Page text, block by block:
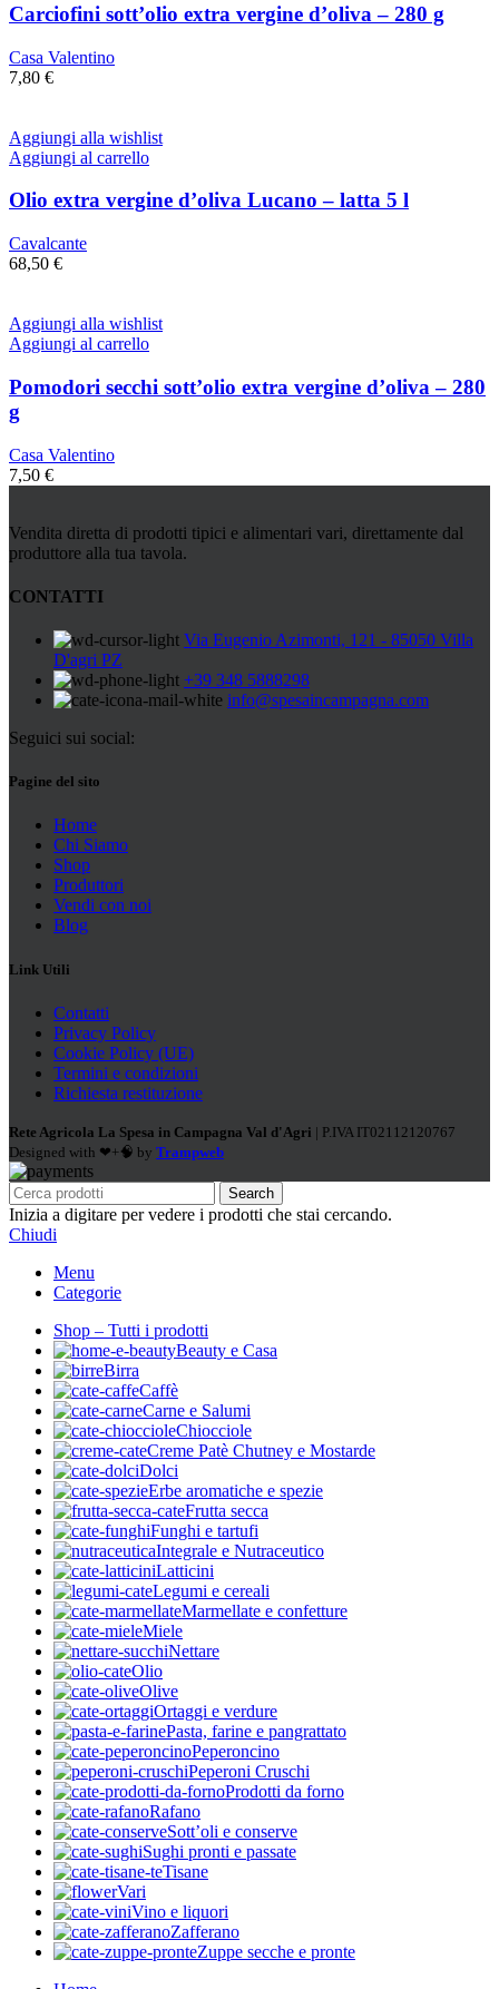
Carciofini sott’olio extra vergine d’oliva – 280 g
Casa Valentino
7,80 €
Aggiungi alla wishlist
Aggiungi al carrello
Olio extra vergine d’oliva Lucano – latta 5 l
Cavalcante
68,50 €
Aggiungi alla wishlist
Aggiungi al carrello
Pomodori secchi sott’olio extra vergine d’oliva – 280
g
Casa Valentino
7,50 €
Vendita diretta di prodotti tipici e alimentari vari, direttamente dal
produttore alla tua tavola.
CONTATTI
Via Eugenio Azimonti, 121 - 85050 Villa
D'agri PZ
+39 348 5888298
info@spesaincampagna.com
Seguici sui social:
Pagine del sito
Home
Chi Siamo
Shop
Produttori
Vendi con noi
Blog
Link Utili
Contatti
Privacy Policy
Cookie Policy (UE)
Termini e condizioni
Richiesta restituzione
Rete Agricola La Spesa in Campagna Val d'Agri | P.IVA IT02112120767
Designed with ❤+🧠 by Trampweb
Search
Inizia a digitare per vedere i prodotti che stai cercando.
Chiudi
Menu
Categorie
Shop – Tutti i prodotti
Beauty e Casa
Birra
Caffè
Carne e Salumi
Chiocciole
Creme Patè Chutney e Mostarde
Dolci
Erbe aromatiche e spezie
Frutta secca
Funghi e tartufi
Integrale e Nutraceutico
Latticini
Legumi e cereali
Marmellate e confetture
Miele
Nettare
Olio
Olive
Ortaggi e verdure
Pasta, farine e pangrattato
Peperoncino
Peperoni Cruschi
Prodotti da forno
Rafano
Sott’oli e conserve
Sughi pronti e passate
Tisane
Vari
Vino e liquori
Zafferano
Zuppe secche e pronte